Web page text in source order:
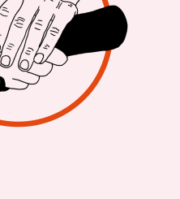
Fraktionsvize
.
könne einerseits
Doch SPD-
direkte finanzielle
Gebieten leben.“ In
mehrere Konzepte